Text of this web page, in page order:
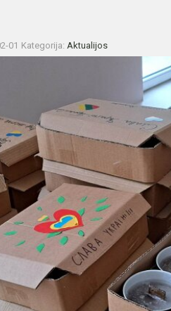
01 Kategorija: Aktualijos